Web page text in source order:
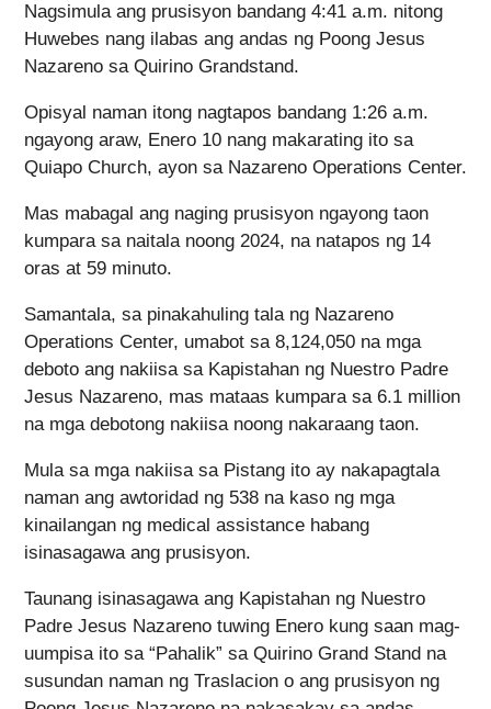
Nagsimula ang prusisyon bandang 4:41 a.m. nitong
Huwebes nang ilabas ang andas ng Poong Jesus
Nazareno sa Quirino Grandstand.
Opisyal naman itong nagtapos bandang 1:26 a.m.
ngayong araw, Enero 10 nang makarating ito sa
Quiapo Church, ayon sa Nazareno Operations Center.
Mas mabagal ang naging prusisyon ngayong taon
kumpara sa naitala noong 2024, na natapos ng 14
oras at 59 minuto.
Samantala, sa pinakahuling tala ng Nazareno
Operations Center, umabot sa 8,124,050 na mga
deboto ang nakiisa sa Kapistahan ng Nuestro Padre
Jesus Nazareno, mas mataas kumpara sa 6.1 million
na mga debotong nakiisa noong nakaraang taon.
Mula sa mga nakiisa sa Pistang ito ay nakapagtala
naman ang awtoridad ng 538 na kaso ng mga
kinailangan ng medical assistance habang
isinasagawa ang prusisyon.
Taunang isinasagawa ang Kapistahan ng Nuestro
Padre Jesus Nazareno tuwing Enero kung saan mag-
uumpisa ito sa “Pahalik” sa Quirino Grand Stand na
susundan naman ng Traslacion o ang prusisyon ng